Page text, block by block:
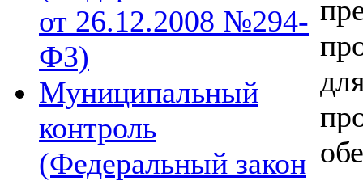
от 26.12.2008 №294-
ФЗ)
Муниципальный
контроль
(Федеральный закон